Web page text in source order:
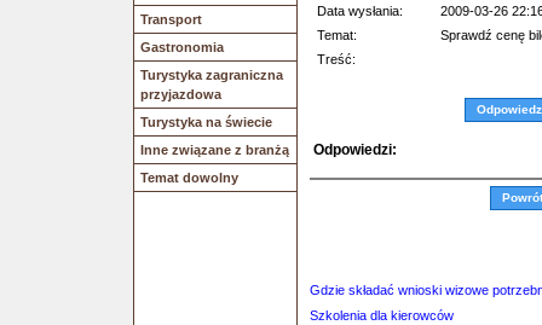
Transport
Gastronomia
Turystyka zagraniczna
przyjazdowa
Turystyka na świecie
Inne związane z branżą
Temat dowolny
Data wysłania:
2009-03-26
Temat:
Sprawdź cenę
Treść:
Odpowiedz
Odpowiedzi:
Gdzie składać wnioski wizowe
Szkolenia dla kierowców